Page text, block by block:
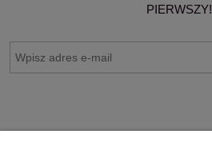
PIERWSZY!